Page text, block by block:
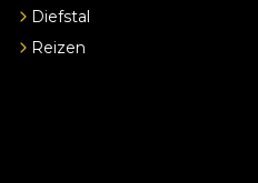
Diefstal
Reizen